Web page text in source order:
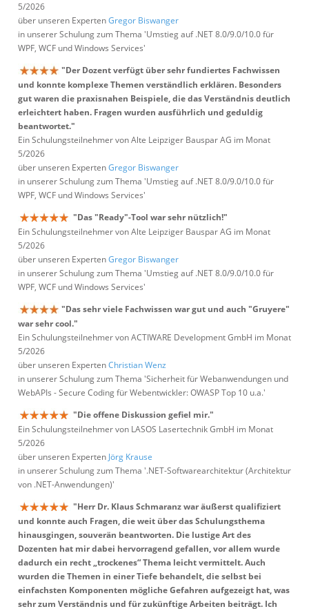
5/2026
über unseren ExpertenGregor Biswanger
in unserer Schulung zum Thema 'Umstieg auf .NET 8.0/9.0/10.0 für
WPF, WCF und Windows Services'
"Der Dozent verfügt über sehr fundiertes Fachwissen
und konnte komplexe Themen verständlich erklären. Besonders
gut waren die praxisnahen Beispiele, die das Verständnis deutlich
erleichtert haben. Fragen wurden ausführlich und geduldig
beantwortet."
Ein Schulungsteilnehmer von Alte Leipziger Bauspar AG im Monat
5/2026
über unseren ExpertenGregor Biswanger
in unserer Schulung zum Thema 'Umstieg auf .NET 8.0/9.0/10.0 für
WPF, WCF und Windows Services'
"Das "Ready"-Tool war sehr nützlich!"
Ein Schulungsteilnehmer von Alte Leipziger Bauspar AG im Monat
5/2026
über unseren ExpertenGregor Biswanger
in unserer Schulung zum Thema 'Umstieg auf .NET 8.0/9.0/10.0 für
WPF, WCF und Windows Services'
"Das sehr viele Fachwissen war gut und auch "Gruyere"
war sehr cool."
Ein Schulungsteilnehmer von ACTIWARE Development GmbH im Monat
5/2026
über unseren ExpertenChristian Wenz
in unserer Schulung zum Thema 'Sicherheit für Webanwendungen und
WebAPIs - Secure Coding für Webentwickler: OWASP Top 10 u.a.'
"Die offene Diskussion gefiel mir."
Ein Schulungsteilnehmer von LASOS Lasertechnik GmbH im Monat
5/2026
über unseren Experten Jörg Krause
in unserer Schulung zum Thema '.NET-Softwarearchitektur (Architektur
von .NET-Anwendungen)'
"Herr Dr. Klaus Schmaranz war äußerst qualifiziert
und konnte auch Fragen, die weit über das Schulungsthema
hinausgingen, souverän beantworten. Die lustige Art des
Dozenten hat mir dabei hervorragend gefallen, vor allem wurde
dadurch ein recht „trockenes“ Thema leicht vermittelt. Auch
wurden die Themen in einer Tiefe behandelt, die selbst bei
einfachsten Komponenten mögliche Gefahren aufgezeigt hat, was
sehr zum Verständnis und für zukünftige Arbeiten beiträgt. Ich